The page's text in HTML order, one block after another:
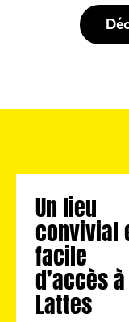
Un lieu
convivial
facile
d’accès à
Lattes